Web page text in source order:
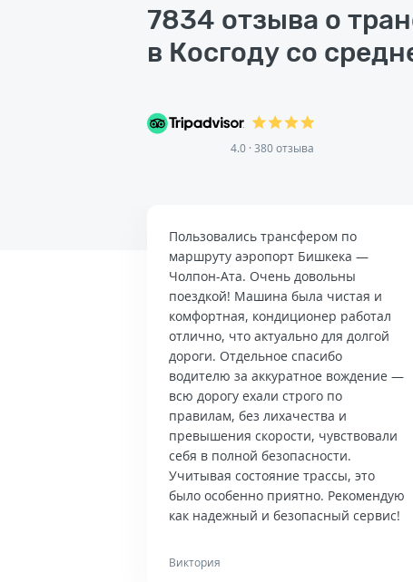
7834 отзыва о
в Косгоду со
4.0 · 380 отзыва
Пользовались трансфером по
маршруту аэропорт Бишкека —
Чолпон-Ата. Очень довольны
поездкой! Машина была чистая и
комфортная, кондиционер работал
отлично, что актуально для долгой
дороги. Отдельное спасибо
водителю за аккуратное вождение —
всю дорогу ехали строго по
правилам, без лихачества и
превышения скорости, чувствовали
себя в полной безопасности.
Учитывая состояние трассы, это
было особенно приятно. Рекомендую
как надежный и безопасный сервис!
Виктория